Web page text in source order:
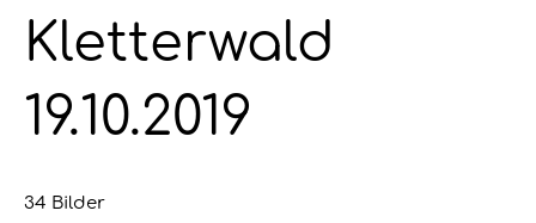
Kletterwald
19.10.2019
34 Bilder